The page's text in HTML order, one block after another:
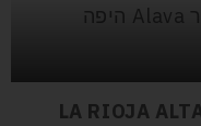
משלים תמונה פסטורלית של אזור Alava היפה
LA RIOJA